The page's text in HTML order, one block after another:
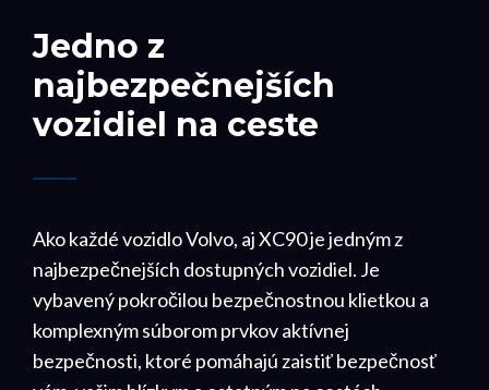
Jedno z
najbezpečnejších
vozidiel na ceste
Ako každé vozidlo Volvo, aj XC90 je jedným z
najbezpečnejších dostupných vozidiel. Je
vybavený pokročilou bezpečnostnou klietkou a
komplexným súborom prvkov aktívnej
bezpečnosti, ktoré pomáhajú zaistiť bezpečnosť